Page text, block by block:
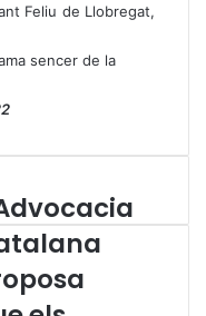
Feliu de Llobregat,
sencer de la